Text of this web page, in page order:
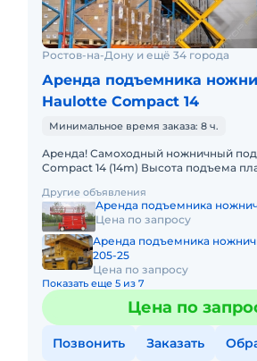
Ростов-на-Дону и ещё 34 города
Аренда подъемника
Haulotte Compact 14
Минимальное время заказа: 8 ч.
Аренда! Самоходный ножничный
Compact 14 (14m) Высота подъема
платформы:
Другие объявления
Аренда подъемника
Цена по запросу
Аренда подъемника
205-25
Цена по запросу
Показать еще 5 из 7
Цена по
Позвонить Заказать